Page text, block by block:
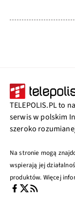
TELEPOLIS.PL to
serwis w polskim
szeroko
Na stronie mogą
wspierają jej
produktów. Więcej